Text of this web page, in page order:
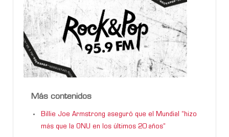
Más contenidos
Billie Joe Armstrong aseguró que el Mundial “hizo
más que la ONU en los últimos 20 años”